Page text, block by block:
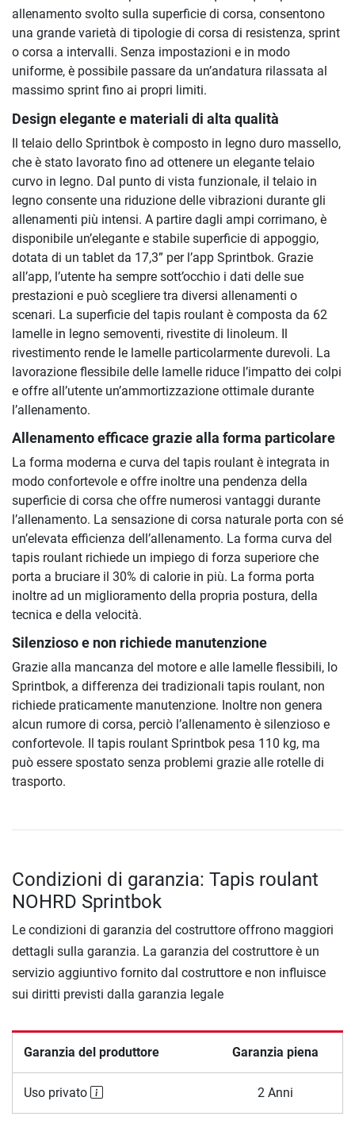
allenamento svolto sulla superficie di corsa, consentono
una grande varietà di tipologie di corsa di resistenza, sprint
o corsa a intervalli. Senza impostazioni e in modo
uniforme, è possibile passare da un’andatura rilassata al
massimo sprint fino ai propri limiti.
Design elegante e materiali di alta qualità
Il telaio dello Sprintbok è composto in legno duro massello,
che è stato lavorato fino ad ottenere un elegante telaio
curvo in legno. Dal punto di vista funzionale, il telaio in
legno consente una riduzione delle vibrazioni durante gli
allenamenti più intensi. A partire dagli ampi corrimano, è
disponibile un’elegante e stabile superficie di appoggio,
dotata di un tablet da 17,3” per l’app Sprintbok. Grazie
all’app, l’utente ha sempre sott’occhio i dati delle sue
prestazioni e può scegliere tra diversi allenamenti o
scenari. La superficie del tapis roulant è composta da 62
lamelle in legno semoventi, rivestite di linoleum. Il
rivestimento rende le lamelle particolarmente durevoli. La
lavorazione flessibile delle lamelle riduce l’impatto dei colpi
e offre all’utente un’ammortizzazione ottimale durante
l’allenamento.
Allenamento efficace grazie alla forma particolare
La forma moderna e curva del tapis roulant è integrata in
modo confortevole e offre inoltre una pendenza della
superficie di corsa che offre numerosi vantaggi durante
l’allenamento. La sensazione di corsa naturale porta con sé
un’elevata efficienza dell’allenamento. La forma curva del
tapis roulant richiede un impiego di forza superiore che
porta a bruciare il 30% di calorie in più. La forma porta
inoltre ad un miglioramento della propria postura, della
tecnica e della velocità.
Silenzioso e non richiede manutenzione
Grazie alla mancanza del motore e alle lamelle flessibili, lo
Sprintbok, a differenza dei tradizionali tapis roulant, non
richiede praticamente manutenzione. Inoltre non genera
alcun rumore di corsa, perciò l’allenamento è silenzioso e
confortevole. Il tapis roulant Sprintbok pesa 110 kg, ma
può essere spostato senza problemi grazie alle rotelle di
trasporto.
Condizioni di garanzia: Tapis roulant
NOHRD Sprintbok
Le condizioni di garanzia del costruttore offrono maggiori
dettagli sulla garanzia. La garanzia del costruttore è un
servizio aggiuntivo fornito dal costruttore e non influisce
sui diritti previsti dalla garanzia legale
Garanzia del produttore Garanzia piena
Uso privato 2 Anni